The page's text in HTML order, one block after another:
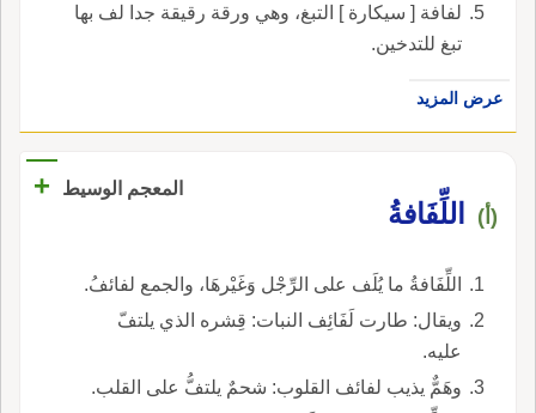
لفافة [ سيكارة ] التبغ، وهي ورقة رقيقة جدا لف بها
تبغ للتدخين.
عرض المزيد
المعجم الوسيط +
(أ) اللِّفَافةُ
اللِّفَافةُ ما يُلَف على الرِّجْل وَغَيْرهَا، والجمع لفائفُ.
ويقال: طارت لَفَائِف النبات: قِشره الذي يلتفّ
عليه.
وهَمٌّ يذيب لفائف القلوب: شحمٌ يلتفُّ على القلب.